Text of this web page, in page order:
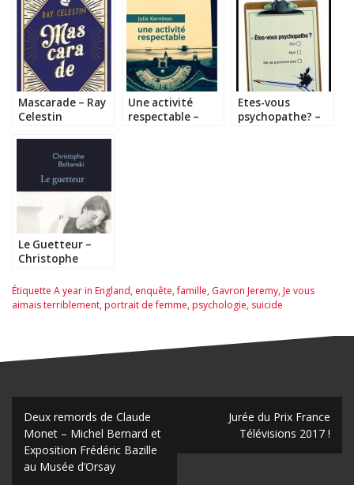
Mascarade – Ray
Celestin
Une activité
respectable –
Etes-vous
psychopathe? –
Le Guetteur –
Christophe
Étiquette A year in England, enquête,famille, Gavron Jeremy,Je vous
aimais terriblement,portrait de femme,psychologie, suicide
N
Deux remords de Claude
Monet – Michel Bernard et
Exposition Frédéric Bazille
au Musée d’Orsay
Jurée du Prix France
Télévisions 2017 !